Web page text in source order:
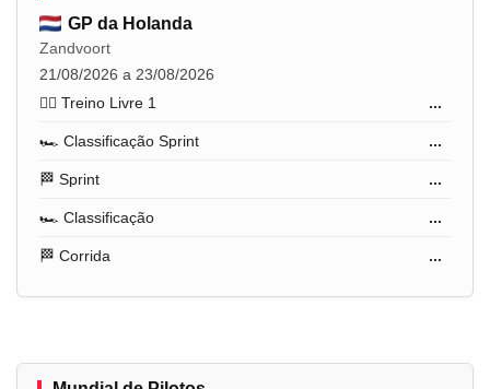
GP da Holanda
Zandvoort
21/08/2026 a 23/08/2026
🏋️‍♂️ Treino Livre 1
...
🏎️ Classificação Sprint ...
🏁 Sprint ...
🏎️ Classificação ...
🏁 Corrida ...